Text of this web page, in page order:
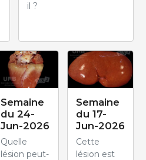
il ?
Semaine
du 24-
Jun-2026
Quelle
lésion peut-
Semaine
du 17-
Jun-2026
Cette
lésion est